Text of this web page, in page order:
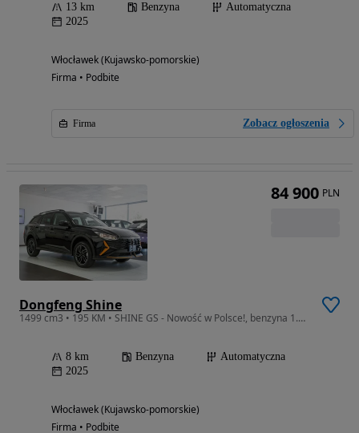
13 km Benzyna
Automatyczna
2025
Włocławek (Kujawsko-pomorskie)
Firma • Podbite
Firma Zobacz ogłoszenia
Dongfeng Shine
1499 cm3 • 195 KM • SHINE GS - Nowość w Polsce!, benzyna 1.6 - 117KM
8 km Benzyna
Automatyczna
2025
Włocławek (Kujawsko-pomorskie)
Firma • Podbite
84 900 PLN